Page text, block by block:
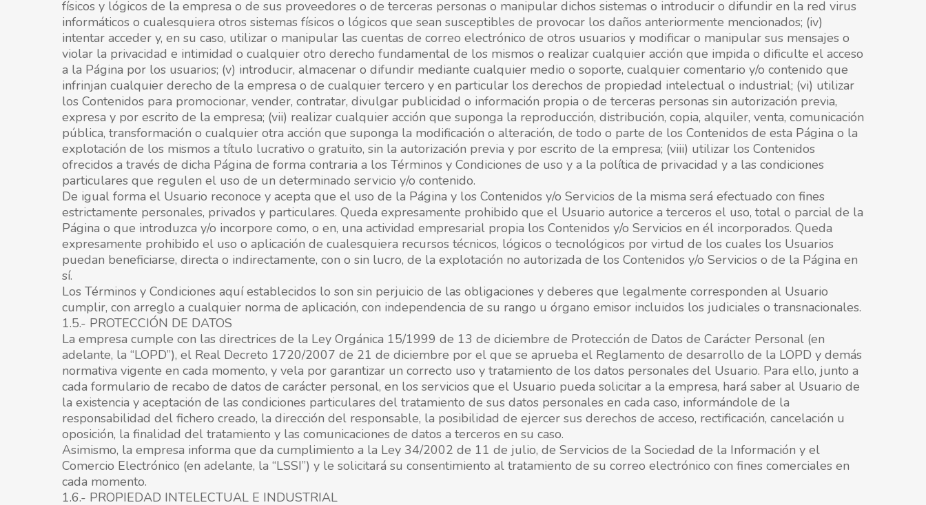
físicos y lógicos de la empresa o de sus proveedores o de terceras personas o manipular dichos sistemas o introducir o difundir en la red virus
informáticos o cualesquiera otros sistemas físicos o lógicos que sean susceptibles de provocar los daños anteriormente mencionados; (iv)
intentar acceder y, en su caso, utilizar o manipular las cuentas de correo electrónico de otros usuarios y modificar o manipular sus mensajes o
violar la privacidad e intimidad o cualquier otro derecho fundamental de los mismos o realizar cualquier acción que impida o dificulte el acceso
a la Página por los usuarios; (v) introducir, almacenar o difundir mediante cualquier medio o soporte, cualquier comentario y/o contenido que
infrinjan cualquier derecho de la empresa o de cualquier tercero y en particular los derechos de propiedad intelectual o industrial; (vi) utilizar
los Contenidos para promocionar, vender, contratar, divulgar publicidad o información propia o de terceras personas sin autorización previa,
expresa y por escrito de la empresa; (vii) realizar cualquier acción que suponga la reproducción, distribución, copia, alquiler, venta, comunicación
pública, transformación o cualquier otra acción que suponga la modificación o alteración, de todo o parte de los Contenidos de esta Página o la
explotación de los mismos a título lucrativo o gratuito, sin la autorización previa y por escrito de la empresa; (viii) utilizar los Contenidos
ofrecidos a través de dicha Página de forma contraria a los Términos y Condiciones de uso y a la política de privacidad y a las condiciones
particulares que regulen el uso de un determinado servicio y/o contenido.
De igual forma el Usuario reconoce y acepta que el uso de la Página y los Contenidos y/o Servicios de la misma será efectuado con fines
estrictamente personales, privados y particulares. Queda expresamente prohibido que el Usuario autorice a terceros el uso, total o parcial de la
Página o que introduzca y/o incorpore como, o en, una actividad empresarial propia los Contenidos y/o Servicios en él incorporados. Queda
expresamente prohibido el uso o aplicación de cualesquiera recursos técnicos, lógicos o tecnológicos por virtud de los cuales los Usuarios
puedan beneficiarse, directa o indirectamente, con o sin lucro, de la explotación no autorizada de los Contenidos y/o Servicios o de la Página en
sí.
Los Términos y Condiciones aquí establecidos lo son sin perjuicio de las obligaciones y deberes que legalmente corresponden al Usuario
cumplir, con arreglo a cualquier norma de aplicación, con independencia de su rango u órgano emisor incluidos los judiciales o transnacionales.
1.5.- PROTECCIÓN DE DATOS
La empresa cumple con las directrices de la Ley Orgánica 15/1999 de 13 de diciembre de Protección de Datos de Carácter Personal (en
adelante, la “LOPD”), el Real Decreto 1720/2007 de 21 de diciembre por el que se aprueba el Reglamento de desarrollo de la LOPD y demás
normativa vigente en cada momento, y vela por garantizar un correcto uso y tratamiento de los datos personales del Usuario. Para ello, junto a
cada formulario de recabo de datos de carácter personal, en los servicios que el Usuario pueda solicitar a la empresa, hará saber al Usuario de
la existencia y aceptación de las condiciones particulares del tratamiento de sus datos personales en cada caso, informándole de la
responsabilidad del fichero creado, la dirección del responsable, la posibilidad de ejercer sus derechos de acceso, rectificación, cancelación u
oposición, la finalidad del tratamiento y las comunicaciones de datos a terceros en su caso.
Asimismo, la empresa informa que da cumplimiento a la Ley 34/2002 de 11 de julio, de Servicios de la Sociedad de la Información y el
Comercio Electrónico (en adelante, la “LSSI”) y le solicitará su consentimiento al tratamiento de su correo electrónico con fines comerciales en
cada momento.
1.6.- PROPIEDAD INTELECTUAL E INDUSTRIAL